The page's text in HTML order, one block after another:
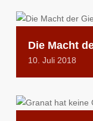
Die Macht
10. Juli 2018